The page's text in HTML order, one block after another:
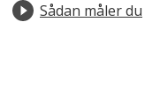
Sådan måler du